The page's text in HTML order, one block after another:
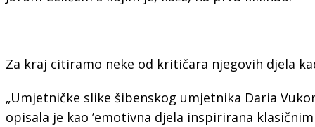
Za kraj citiramo neke od kritičara njegovih djela
„Umjetničke slike šibenskog umjetnika Daria
opisala je kao ’emotivna djela inspirirana